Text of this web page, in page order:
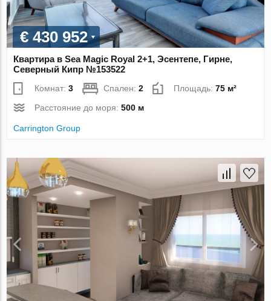
€ 430 952
Квартира в Sea Magic Royal 2+1, Эсентепе, Гирне,
Северный Кипр №153522
Комнат:3 Спален:2 Площадь:75 м²
Расстояние до моря:500 м
Carrington Group